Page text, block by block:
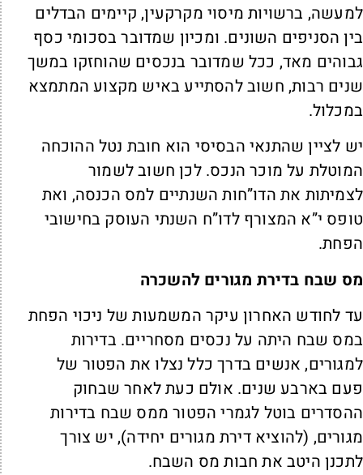
ברשויות מיסוי מקרקעין, קיימים הבדלים
הסניפים השונים. ומכיון שמדובר בסכומי כסף
מאד, ככל שמדובר בנכסים שהוחזקו במשך
רבות, חשוב להסתייע באיש מקצוע המתמצא
לציין שהתנאי הבסיסי הוא חובת נטל ההוכחה
על מוכר הנכס. לכן חשוב לשמור
את הדו”חות השנתיים למס הכנסה, ואת
י”א המצורף לדו”ח השנתי העוסק בחישובי
שבח בדירת מגורים להשכרה
לחודש האחרון עיקר המשמעות של ניכוי הפחת
שבח היתה על נכסים מסחריים. בדירות
אנשים בדרך כלל נצלו את הפטור של
בארבע שנים. אולם כעת לאחר שבחוק
בוטל לגמרי הפטור ממס שבח בדירות
(להוציא דירת מגורים יחידה), יש צורך
היטב את חבות מס השבח.